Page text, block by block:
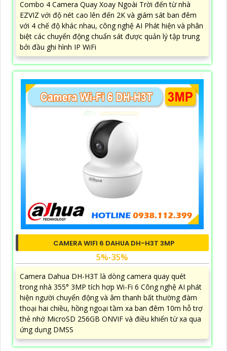
Combo 4 Camera Quay Xoay Ngoài Trời đến từ nhà
EZVIZ với độ nét cao lên đến 2K và giám sát ban đêm
với 4 chế độ khác nhau, công nghệ AI Phát hiện và phân
biệt các chuyển động chuẩn sát được quản lý tập trung
bởi đầu ghi hình IP WiFi
CAMERA WIFI 6 DAHUA DH-H3T 3MP
5%-35%
Camera Dahua DH-H3T là dòng camera quay quét
trong nhà 355° 3MP tích hợp Wi-Fi 6 Công nghệ AI phát
hiện người chuyển động và âm thanh bất thường đàm
thoại hai chiều, hồng ngoại tầm xa ban đêm 10m hỗ trợ
thẻ nhớ MicroSD 256GB ONVIF và điều khiển từ xa qua
ứng dụng DMSS